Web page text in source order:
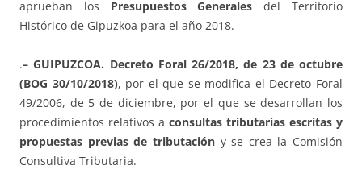
aprueban los Presupuestos Generalesdel Territorio
Histórico de Gipuzkoa para el año 2018.
.– GUIPUZCOA. Decreto Foral 26/2018, de 23 de octubre
(BOG 30/10/2018), por el que se modifica el Decreto Foral
49/2006, de 5 de diciembre, por el que se desarrollan los
procedimientos relativos a consultas tributarias escritas y
propuestas previas de tributación y se crea la Comisión
Consultiva Tributaria.